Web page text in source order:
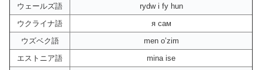
ウェールズ語
rydw i fy hun
ウクライナ語
я сам
ウズベク語
men o’zim
エストニア語
mina ise